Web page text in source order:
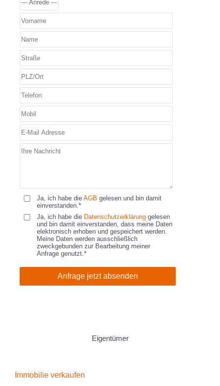
Ja, ich habe die AGB gelesen und bin damit
einverstanden.*
Ja, ich habe die Datenschutzerklärung gelesen
und bin damit einverstanden, dass meine Daten
elektronisch erhoben und gespeichert werden.
Meine Daten werden ausschließlich
zweckgebunden zur Bearbeitung meiner
Anfrage genutzt.*
Anfrage jetzt absenden
Eigentümer
Immobilie verkaufen